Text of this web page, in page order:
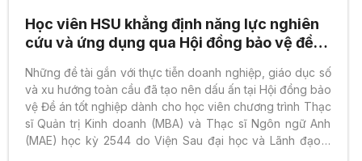
Học viên HSU khẳng định năng lực nghiên
cứu và ứng dụng qua Hội đồng bảo vệ đề
Những đề tài gắn với thực tiễn doanh nghiệp, giáo dục số
và xu hướng toàn cầu đã tạo nên dấu ấn tại Hội đồng bảo
vệ Đề án tốt nghiệp dành cho học viên chương trình Thạc
sĩ Quản trị Kinh doanh (MBA) và Thạc sĩ Ngôn ngữ Anh
(MAE) học kỳ 2544 do Viện Sau đại học và Lãnh đạo –